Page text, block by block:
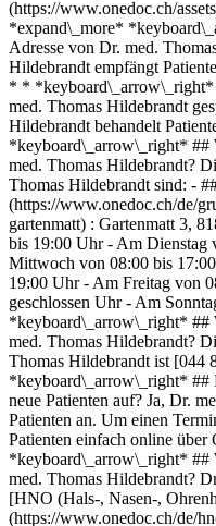
(https://www.onedoc.ch/
*expand\_more*
Adresse von Dr. med.
Hildebrandt empfängt
* * *keyboard\_arrow\_right*
med. Thomas Hildebrandt
Hildebrandt behandelt
*keyboard\_arrow\_right* ##
med. Thomas Hildebrandt?
Thomas Hildebrandt sind: -
(https://www.onedoc.ch/de/
gartenmatt) : Gartenmatt 3,
bis 19:00 Uhr - Am Dienstag
Mittwoch von 08:00 bis
19:00 Uhr - Am Freitag von
geschlossen Uhr - Am
*keyboard\_arrow\_right* ##
med. Thomas Hildebrandt?
Thomas Hildebrandt ist [044
*keyboard\_arrow\_right* ##
neue Patienten auf? Ja, Dr.
Patienten an. Um einen
Patienten einfach online
*keyboard\_arrow\_right* ##
med. Thomas Hildebrandt?
[HNO (Hals-, Nasen-,
(https://www.onedoc.ch/de/